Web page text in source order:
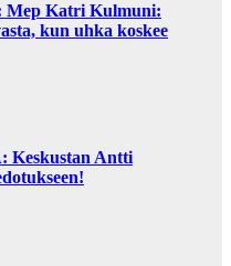
Katri Kulmuni:
kun uhka koskee
Keskustan Antti